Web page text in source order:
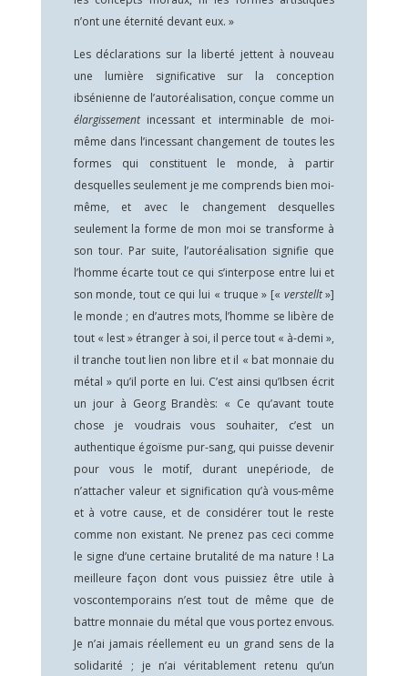
n’ont une éternité devant eux. »
Les déclarations sur la liberté jettent à nouveau
une lumière significative sur la conception
ibsénienne de l’autoréalisation, conçue comme un
élargissement incessant et interminable de moi-
même dans l’incessant changement de toutes les
formes qui constituent le monde, à partir
desquelles seulement je me comprends bien moi-
même, et avec le changement desquelles
seulement la forme de mon moi se transforme à
son tour. Par suite, l’autoréalisation signifie que
l’homme écarte tout ce qui s’interpose entre lui et
son monde, tout ce qui lui « truque » [« verstellt»]
le monde ; en d’autres mots, l’homme se libère de
tout « lest » étranger à soi, il perce tout « à-demi »,
il tranche tout lien non libre et il « bat monnaie du
métal » qu’il porte en lui. C’est ainsi qu’Ibsen écrit
un jour à Georg Brandès: « Ce qu’avant toute
chose je voudrais vous souhaiter, c’est un
authentique égoïsme pur-sang, qui puisse devenir
pour vous le motif, durant unepériode, de
n’attacher valeur et signification qu’à vous-même
et à votre cause, et de considérer tout le reste
comme non existant. Ne prenez pas ceci comme
le signe d’une certaine brutalité de ma nature ! La
meilleure façon dont vous puissiez être utile à
voscontemporains n’est tout de même que de
battre monnaie du métal que vous portez envous.
Je n’ai jamais réellement eu un grand sens de la
solidarité ; je n’ai véritablement retenu qu’un